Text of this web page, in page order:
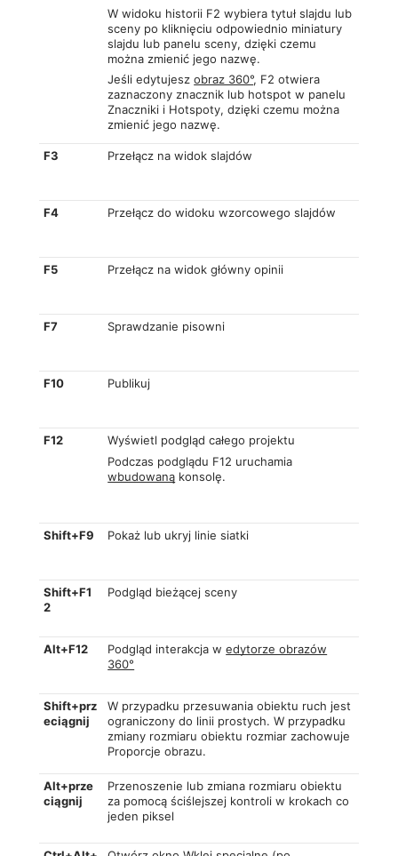
W widoku historii F2 wybiera tytuł slajdu lub
sceny po kliknięciu odpowiednio miniatury
slajdu lub panelu sceny, dzięki czemu
można zmienić jego nazwę.
Jeśli edytujeszobraz 360°, F2 otwiera
zaznaczony znacznik lub hotspot w panelu
Znaczniki i Hotspoty, dzięki czemu można
zmienić jego nazwę.
F3 Przełącz na widok slajdów
F4 Przełącz do widoku wzorcowego slajdów
F5 Przełącz na widok główny opinii
F7 Sprawdzanie pisowni
F10 Publikuj
F12
Wyświetl podgląd całego projektu
Podczas podglądu F12 uruchamia
wbudowaną konsolę.
Shift+F9 Pokaż lub ukryj linie siatki
Shift+F1
2
Podgląd bieżącej sceny
Alt+F12 Podgląd interakcja wedytorze obrazów
360°
Shift+prz
eciągnij
W przypadku przesuwania obiektu ruch jest
ograniczony do linii prostych. W przypadku
zmiany rozmiaru obiektu rozmiar zachowuje
Proporcje obrazu.
Alt+prze
ciągnij
Przenoszenie lub zmiana rozmiaru obiektu
za pomocą ściślejszej kontroli w krokach co
jeden piksel